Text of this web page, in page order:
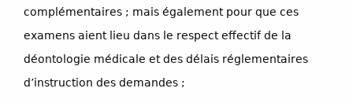
complémentaires ; mais également pour que ces
examens aient lieu dans le respect effectif de la
déontologie médicale et des délais réglementaires
d’instruction des demandes ;